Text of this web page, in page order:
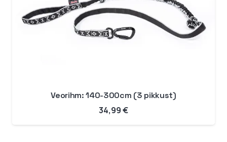
Veorihm: 140-300cm (3 pikkust)
34,99€